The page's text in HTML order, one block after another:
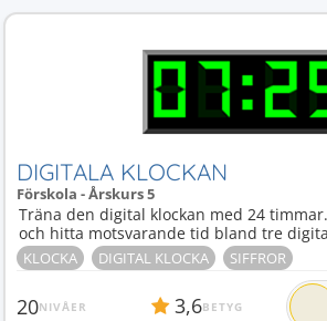
DIGITALA KLOCKAN
Förskola - Årskurs 5
Träna den digital klockan med 24
och hitta motsvarande tid bland tre
KLOCKA DIGITAL KLOCKA SIFFROR
20NIVÅER 3,6BETYG